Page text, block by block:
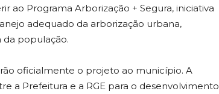
ao Programa Arborização + Segura, iniciativa
adequado da arborização urbana,
da população.
oficialmente o projeto ao município. A
a Prefeitura e a RGE para o desenvolvimento